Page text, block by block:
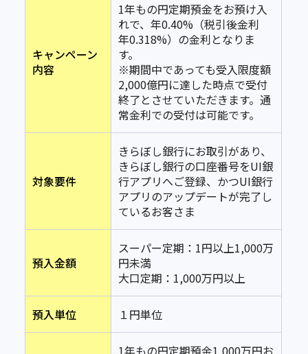
キャンペーン
内容
1年もの円定期預金をお預け入
れで、年0.40%（税引後金利
年0.318%）の金利となりま
す。
※期間中であっても受入限度額
2,000億円に達した時点で受付
終了とさせていただきます。通
常金利での受付は可能です。
対象要件
きらぼし銀行にお取引があり、
きらぼし銀行の口座番号をUI銀
行アプリへご登録、かつUI銀行
アプリのアップデートが完了し
ているお客さま
預入金額
スーパー定期： 1円以上1,000万
円未満
大口定期： 1,000万円以上
預入単位 １円単位
1年もの円定期預金1,000万円お